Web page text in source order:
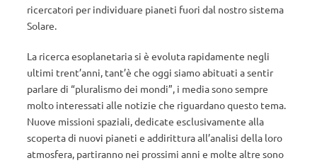
ricercatori per individuare pianeti fuori dal nostro sistema
Solare.
La ricerca esoplanetaria si è evoluta rapidamente negli
ultimi trent’anni, tant’è che oggi siamo abituati a sentir
parlare di “pluralismo dei mondi”, i media sono sempre
molto interessati alle notizie che riguardano questo tema.
Nuove missioni spaziali, dedicate esclusivamente alla
scoperta di nuovi pianeti e addirittura all’analisi della loro
atmosfera, partiranno nei prossimi anni e molte altre sono